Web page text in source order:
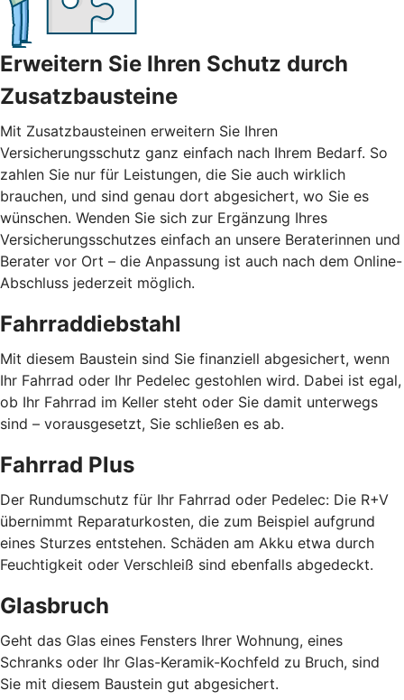
Erweitern Sie Ihren Schutz durch
Zusatzbausteine
Mit Zusatzbausteinen erweitern Sie Ihren
Versicherungsschutz ganz einfach nach Ihrem Bedarf. So
zahlen Sie nur für Leistungen, die Sie auch wirklich
brauchen, und sind genau dort abgesichert, wo Sie es
wünschen. Wenden Sie sich zur Ergänzung Ihres
Versicherungsschutzes einfach an unsere Beraterinnen und
Berater vor Ort – die Anpassung ist auch nach dem Online-
Abschluss jederzeit möglich.
Fahrraddiebstahl
Mit diesem Baustein sind Sie finanziell abgesichert, wenn
Ihr Fahrrad oder Ihr Pedelec gestohlen wird. Dabei ist egal,
ob Ihr Fahrrad im Keller steht oder Sie damit unterwegs
sind – vorausgesetzt, Sie schließen es ab.
Fahrrad Plus
Der Rundumschutz für Ihr Fahrrad oder Pedelec: Die R+V
übernimmt Reparaturkosten, die zum Beispiel aufgrund
eines Sturzes entstehen. Schäden am Akku etwa durch
Feuchtigkeit oder Verschleiß sind ebenfalls abgedeckt.
Glasbruch
Geht das Glas eines Fensters Ihrer Wohnung, eines
Schranks oder Ihr Glas-Keramik-Kochfeld zu Bruch, sind
Sie mit diesem Baustein gut abgesichert.